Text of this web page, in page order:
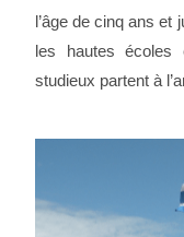
l’âge de cinq ans et
les hautes écoles
studieux partent à